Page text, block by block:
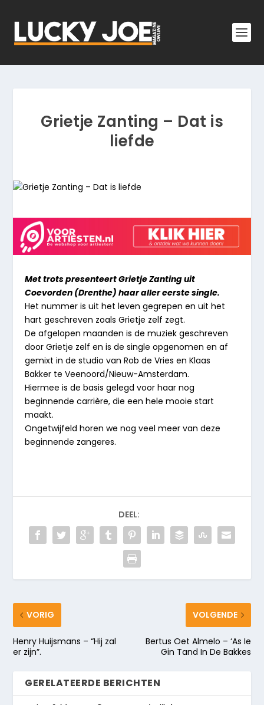
Grietje Zanting – Dat is
liefde
Met trots presenteert Grietje Zanting uit
Coevorden (Drenthe) haar aller eerste single.
Het nummer is uit het leven gegrepen en uit het
hart geschreven zoals Grietje zelf zegt.
De afgelopen maanden is de muziek geschreven
door Grietje zelf en is de single opgenomen en af
gemixt in de studio van Rob de Vries en Klaas
Bakker te Veenoord/Nieuw-Amsterdam.
Hiermee is de basis gelegd voor haar nog
beginnende carrière, die een hele mooie start
maakt.
Ongetwijfeld horen we nog veel meer van deze
beginnende zangeres.
DEEL:
VORIG
Henry Huijsmans – “Hij zal
er zijn”.
VOLGENDE
Bertus Oet Almelo – ‘As Ie
Gin Tand In De Bakkes
GERELATEERDE BERICHTEN